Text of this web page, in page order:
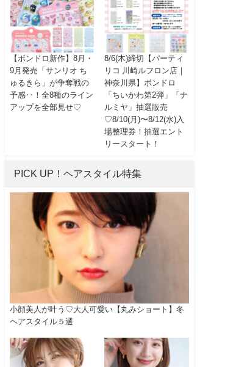
【ボンドロ新作】8月・
9月発売「サンリオ ち
ゅるきら」が争奪戦の
予感‥！全8種のライン
アップを全部見せ♡
8/6(木)締切【パーティ
リコ 川崎ルフロン店｜
神奈川県】ボンドロ
「ちいかわ第2弾」「ナ
ルミヤ」抽選販売
♡8/10(月)〜8/12(水)入
場整理券！抽選エント
リースタート！
PICK UP！ヘアスタイル特集
小顔美人が叶う♡大人可愛い【丸みショート】冬
ヘアスタイル５選